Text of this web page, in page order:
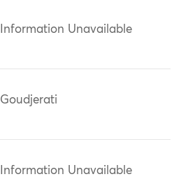
Information Unavailable
Goudjerati
Information Unavailable